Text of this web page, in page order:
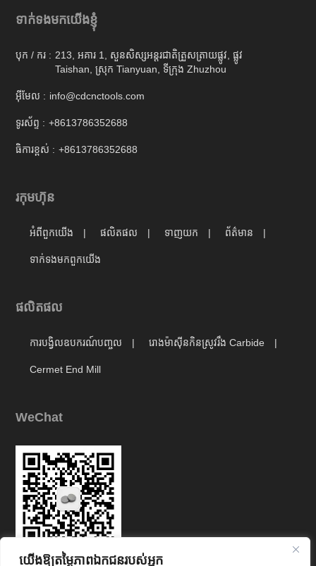
ទាក់ទងមកយើងខ្ញុំ
បុក / ករ : 213, អគារ 1, សួនសិស្សអន្តរជាតិត្រួសត្រាយផ្លូវ, ផ្លូវ
Taishan, ស្រុក Tianyuan, ទីក្រុង Zhuzhou
អ៊ីមែល : info@cdcnctools.com
ទូរស័ព្ទ : +8613786352688
ធិការខ្ពស់ : +8613786352688
រកុមហ៊ុន
អំពីពួកយើង ផលិតផល ទាញយក ព័ត៌មាន
ទាក់ទង​មក​ពួក​យើង
ផលិតផល
ការបង្វិលឧបករណ៍បញ្ចូល រោងម៉ាស៊ីនកិនស្រូវរឹង Carbide
Cermet End Mill
WeChat
យើងឱ្យតម្លៃភាពឯកជនរបស់អ្នក